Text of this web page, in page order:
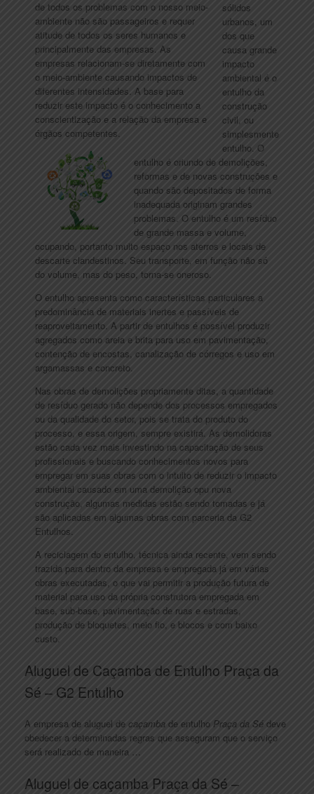
de todos os problemas com o nosso meio-
ambiente não são passageiros e requer
atitude de todos os seres humanos e
principalmente das empresas. As
empresas relacionam-se diretamente com
o meio-ambiente causando impactos de
diferentes intensidades. A base para
reduzir este impacto é o conhecimento a
conscientização e a relação da empresa e
órgãos competentes.
sólidos
urbanos, um
dos que
causa grande
impacto
ambiental é o
entulho da
construção
civil, ou
simplesmente
entulho. O
entulho é oriundo de demolições,
reformas e de novas construções e
quando são depositados de forma
inadequada originam grandes
problemas. O entulho é um resíduo
de grande massa e volume,
ocupando, portanto muito espaço nos aterros e locais de
descarte clandestinos. Seu transporte, em função não só
do volume, mas do peso, torna-se oneroso.
O entulho apresenta como características particulares a
predominância de materiais inertes e passíveis de
reaproveitamento. A partir de entulhos é possível produzir
agregados como areia e brita para uso em pavimentação,
contenção de encostas, canalização de córregos e uso em
argamassas e concreto.
Nas obras de demolições propriamente ditas, a quantidade
de resíduo gerado não depende dos processos empregados
ou da qualidade do setor, pois se trata do produto do
processo, e essa origem, sempre existirá. As demolidoras
estão cada vez mais investindo na capacitação de seus
profissionais e buscando conhecimentos novos para
empregar em suas obras com o intuito de reduzir o impacto
ambiental causado em uma demolição opu nova
construção, algumas medidas estão sendo tomadas e já
são aplicadas em algumas obras com parceria da G2
Entulhos.
A reciclagem do entulho, técnica ainda recente, vem sendo
trazida para dentro da empresa e empregada já em várias
obras executadas, o que vai permitir a produção futura de
material para uso da própria construtora empregada em
base, sub-base, pavimentação de ruas e estradas,
produção de bloquetes, meio fio, e blocos e com baixo
custo.
Aluguel de Caçamba de Entulho Praça da
Sé – G2 Entulho
A empresa de aluguel de caçamba de entulho Praça da Sé deve
obedecer a determinadas regras que asseguram que o serviço
será realizado de maneira …
Aluguel de caçamba Praça da Sé –